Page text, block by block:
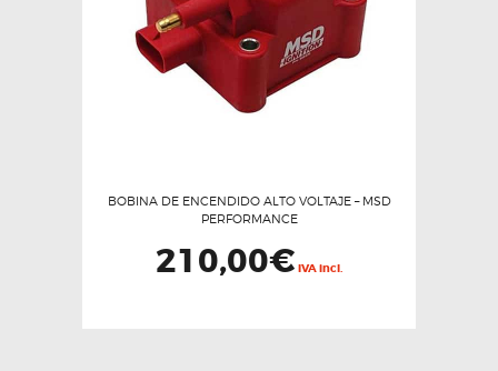
BOBINA DE ENCENDIDO ALTO VOLTAJE – MSD
PERFORMANCE
210,00€ IVA incl.